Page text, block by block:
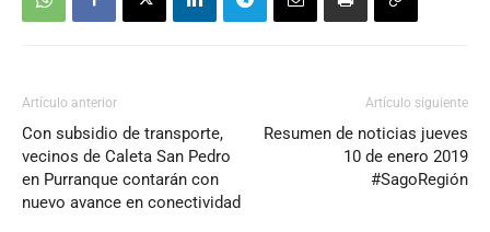
Artículo anterior
Con subsidio de transporte,
vecinos de Caleta San Pedro
en Purranque contarán con
nuevo avance en conectividad
Artículo siguiente
Resumen de noticias jueves
10 de enero 2019
#SagoRegión